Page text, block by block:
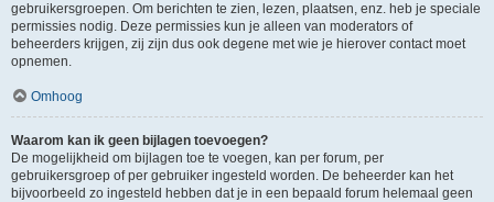
gebruikersgroepen. Om berichten te zien, lezen, plaatsen, enz. heb je speciale
permissies nodig. Deze permissies kun je alleen van moderators of
beheerders krijgen, zij zijn dus ook degene met wie je hierover contact moet
opnemen.
Omhoog
Waarom kan ik geen bijlagen toevoegen?
De mogelijkheid om bijlagen toe te voegen, kan per forum, per
gebruikersgroep of per gebruiker ingesteld worden. De beheerder kan het
bijvoorbeeld zo ingesteld hebben dat je in een bepaald forum helemaal geen